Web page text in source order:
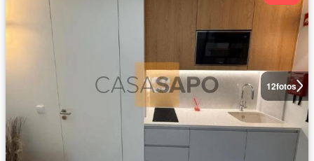
12fotos